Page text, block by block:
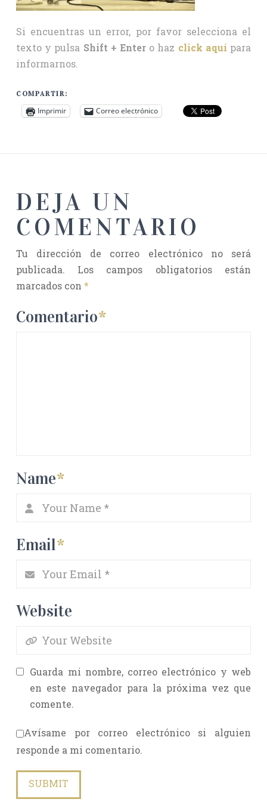
Si encuentras un error, por favor selecciona el
texto y pulsa Shift + Enter o haz click aquí para
informarnos.
COMPARTIR:
Imprimir Correo electrónico
DEJA UN
COMENTARIO
Tu dirección de correo electrónico no será
publicada.
Los campos obligatorios están
marcados con *
Comentario*
Name*
Email*
Website
Guarda mi nombre, correo electrónico y web
en este navegador para la próxima vez que
comente.
Avísame por correo electrónico si alguien
responde a mi comentario.